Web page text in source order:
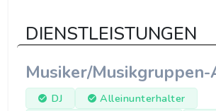
DIENSTLEISTUNGEN
Musiker/
DJ
Alleinunterhalter